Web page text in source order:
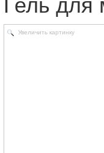
Увеличить картинку